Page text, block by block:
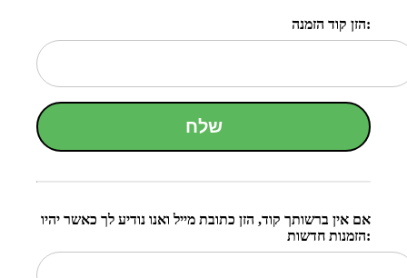
הזן קוד הזמנה:
שלח
אם אין ברשותך קוד, הזן כתובת מייל ואנו נודיע לך כאשר יהיו
הזמנות חדשות: